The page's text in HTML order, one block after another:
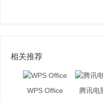
相关推荐
WPS Office
腾讯电